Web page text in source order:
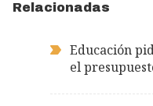
Relacionadas
Educación
el